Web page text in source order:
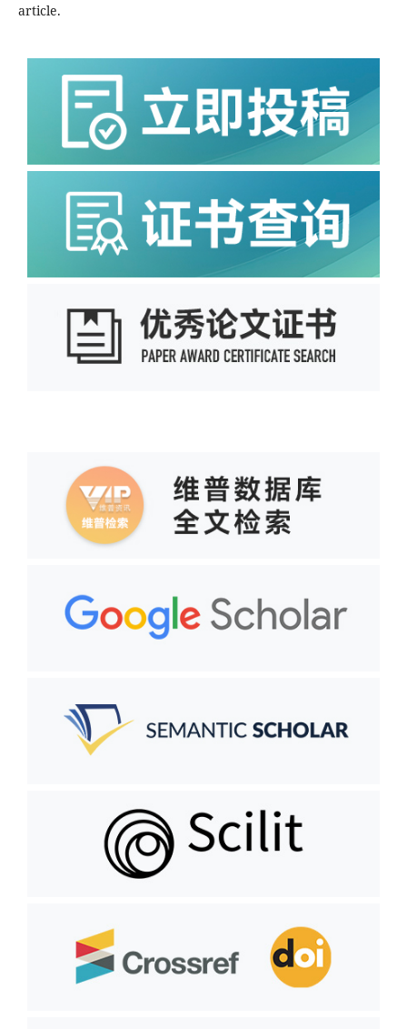
article.